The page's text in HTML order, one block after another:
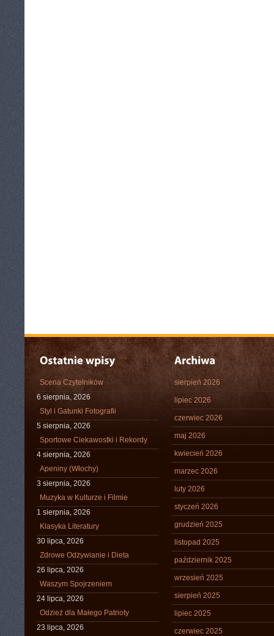
Scena Czytelników
6 sierpnia, 2026
Styl i Gatunki Fotografii
5 sierpnia, 2026
Sportowe Ciekawostki i Rekordy
4 sierpnia, 2026
Apeniny (Włochy)
3 sierpnia, 2026
Muzyka w Kulturze i Filmie
1 sierpnia, 2026
Klasyka Literatury
30 lipca, 2026
Zdrowe Odżywianie i Dieta
26 lipca, 2026
Waszym Spojrzeniem
24 lipca, 2026
Odzież dla Małego Patrioty
23 lipca, 2026
sierpień 2026
lipiec 2026
czerwiec 2026
maj 2026
kwiecień 2026
marzec 2026
luty 2026
styczeń 2026
grudzień 2025
listopad 2025
październik 2025
wrzesień 2025
sierpień 2025
lipiec 2025
czerwiec 2025